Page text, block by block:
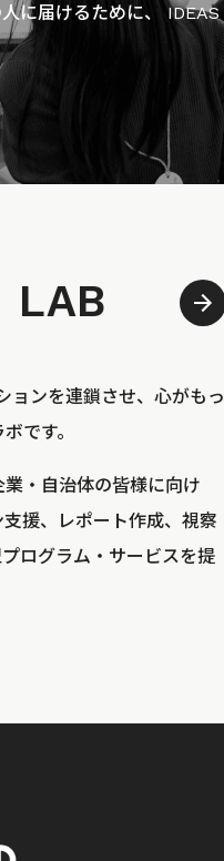
に届けるために、 IDEAS
LAB
ョンを連鎖させ、心がもっ
です。
・自治体の皆様に向け
援、レポート作成、視察
ログラム・サービスを提